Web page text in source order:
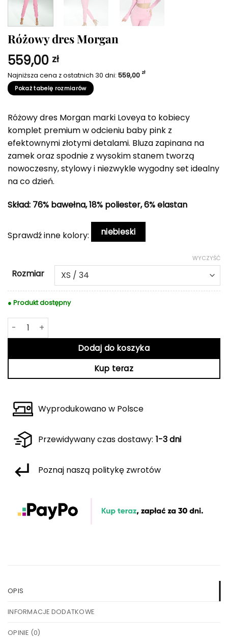
Różowy dres Morgan
559,00 zł
Najniższa cena z ostatnich 30 dni: 559,00 zł
Pokaż tabelę rozmiarów
Różowy dres Morgan marki Loveya to kobiecy
komplet premium w odcieniu baby pink z
efektownymi złotymi detalami. Bluza zapinana na
zamek oraz spodnie z wysokim stanem tworzą
nowoczesny, stylowy i niezwykle wygodny set idealny
na co dzień.
Skład: 76% bawełna, 18% poliester, 6% elastan
Sprawdź inne kolory: niebieski
Rozmiar
WYCZYŚĆ
● Produkt dostępny
ilość Różowy dres Morgan
Dodaj do koszyka
Kup teraz
Wyprodukowano w Polsce
Przewidywany czas dostawy: 1-3 dni
Poznaj naszą politykę zwrotów
OPIS
INFORMACJE DODATKOWE
OPINIE (0)